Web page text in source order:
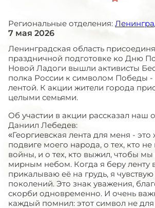
Региональные отделения:
7 мая 2026
Ленинградская область
праздничной подготовке ко Дню
Новой Ладоги вышли активисты
полка России к символом Победы -
лентой. К акции жители города
целыми семьями.
Об участии в акции рассказал наш
Даниил Лебедев:
«Георгиевская лента для меня -
подвиге моего народа, о тех, кто не
войны, и о тех, кто выжил, чтобы
мирным небом. Когда я беру ленту
прикалываю её на грудь, я чувствую
поколений. Это знак уважения,
скорби одновременно. И очень
каждый помнил: этот символ не